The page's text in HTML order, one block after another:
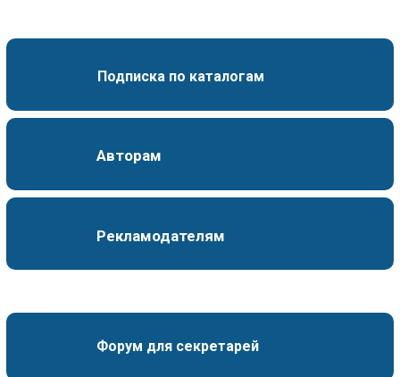
Подписка по каталогам
Авторам
Рекламодателям
Форум для секретарей